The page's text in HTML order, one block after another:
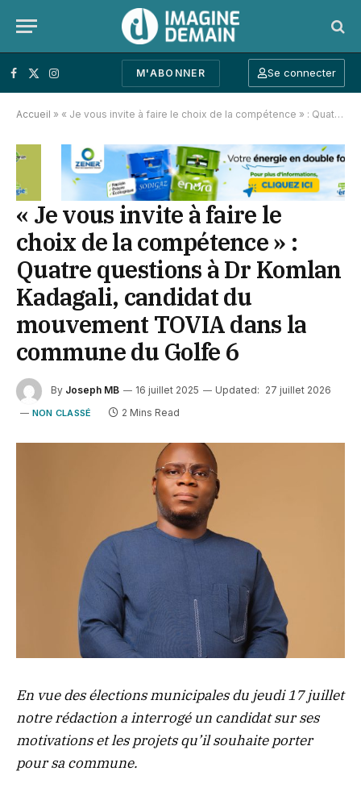
Facebook
X (Twitter)
Instagram
M'ABONNER Se connecter
Accueil » « Je vous invite à faire le choix de la compétence » : Quatre questions à Dr Komlan Kadagali, candidat du mouvement TOVIA dans la commune du Golfe 6
« Je vous invite à faire le
choix de la compétence » :
Quatre questions à Dr Komlan
Kadagali, candidat du
mouvement TOVIA dans la
commune du Golfe 6
By Joseph MB 16 juillet 2025 Updated: 27 juillet 2026
NON CLASSÉ 2 Mins Read
En vue des élections municipales du jeudi 17 juillet
notre rédaction a interrogé un candidat sur ses
motivations et les projets qu’il souhaite porter
pour sa commune.